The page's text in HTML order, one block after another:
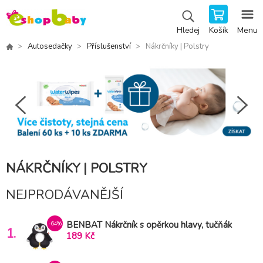
Hledej Košík Menu
Autosedačky Příslušenství Nákrčníky | Polstry
NÁKRČNÍKY | POLSTRY
NEJPRODÁVANĚJŠÍ
1.
-64%
BENBAT Nákrčník s opěrkou hlavy, tučňák
Mark 1-4 r
189 Kč